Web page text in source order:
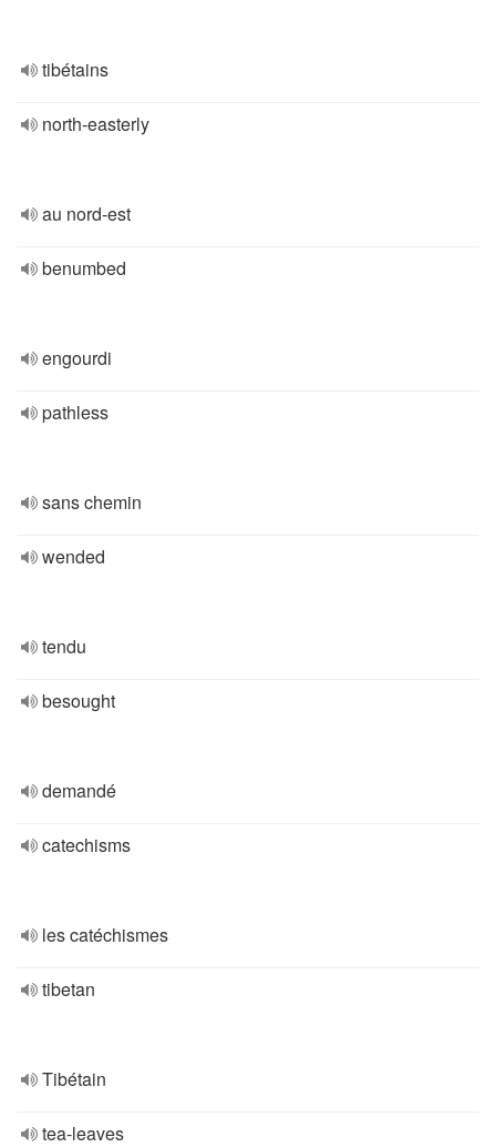
tibétains
north-easterly
au nord-est
benumbed
engourdi
pathless
sans chemin
wended
tendu
besought
demandé
catechisms
les catéchismes
tibetan
Tibétain
tea-leaves